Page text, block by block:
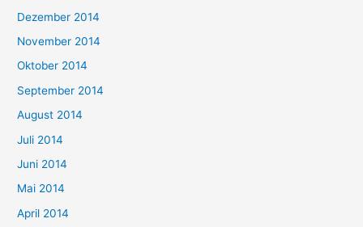
Dezember 2014
November 2014
Oktober 2014
September 2014
August 2014
Juli 2014
Juni 2014
Mai 2014
April 2014